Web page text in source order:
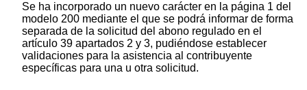
Se ha incorporado un nuevo carácter en la página 1 del
modelo 200 mediante el que se podrá informar de forma
separada de la solicitud del abono regulado en el
artículo 39 apartados 2 y 3, pudiéndose establecer
validaciones para la asistencia al contribuyente
específicas para una u otra solicitud.